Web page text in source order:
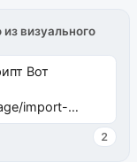
визуального
Вот
import-
2